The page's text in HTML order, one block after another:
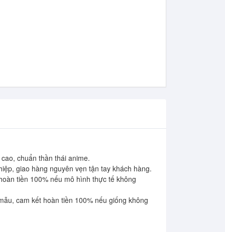
chuẩn thần thái anime.
giao hàng nguyên vẹn tận tay khách hàng.
tiền 100% nếu mô hình thực tế không
cam kết hoàn tiền 100% nếu giống không